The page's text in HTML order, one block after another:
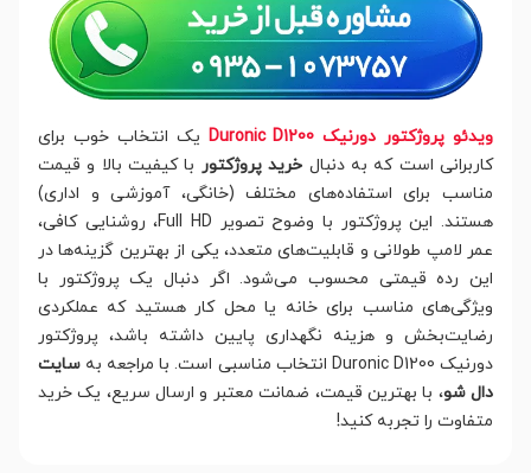
ویدئو پروژکتور دورنیک Duronic D1200
یک انتخاب خوب برای
کاربرانی است که به دنبال خرید پروژکتور با کیفیت بالا و قیمت
مناسب برای استفاده‌های مختلف (خانگی، آموزشی و اداری)
هستند. این پروژکتور با وضوح تصویر Full HD، روشنایی کافی،
عمر لامپ طولانی و قابلیت‌های متعدد، یکی از بهترین گزینه‌ها در
این رده قیمتی محسوب می‌شود. اگر دنبال یک پروژکتور با
ویژگی‌های مناسب برای خانه یا محل کار هستید که عملکردی
رضایت‌بخش و هزینه نگهداری پایین داشته باشد، پروژکتور
دورنیک Duronic D1200 انتخاب مناسبی است. با مراجعه به
سایت
دال شو، با بهترین قیمت، ضمانت معتبر و ارسال سریع، یک خرید
متفاوت را تجربه کنید!